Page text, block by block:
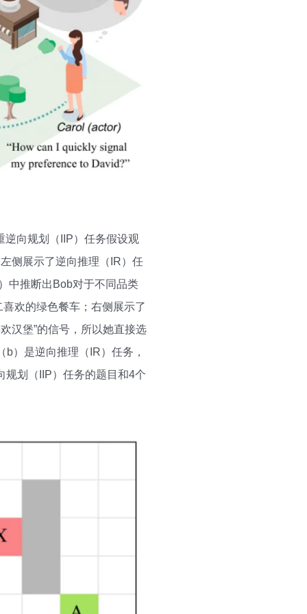
逆向规划（IIP）任务假设观
侧展示了逆向推理（IR）任
中推断出Bob对于不同品类
欢的绿色餐车；右侧展示了
汉堡”的信号，所以她直接选
）是逆向推理（IR）任务，
规划（IIP）任务的题目和4个